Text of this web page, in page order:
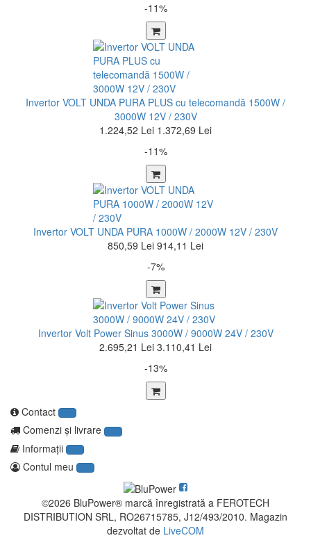
-11%
Invertor VOLT UNDA PURA PLUS cu telecomandă 1500W /
3000W 12V / 230V
1.224,52 Lei 1.372,69 Lei
-11%
Invertor VOLT UNDA PURA 1000W / 2000W 12V / 230V
850,59 Lei 914,11 Lei
-7%
Invertor Volt Power Sinus 3000W / 9000W 24V / 230V
2.695,21 Lei 3.110,41 Lei
-13%
Contact
Comenzi şi livrare
Informaţii
Contul meu
©2026 BluPower® marcă înregistrată a FEROTECH
DISTRIBUTION SRL, RO26715785, J12/493/2010. Magazin
dezvoltat de LiveCOM